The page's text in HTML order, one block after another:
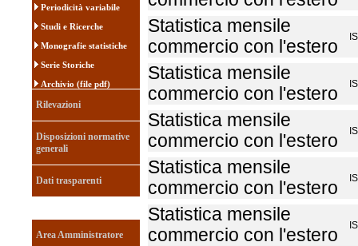
Periodicità variabile
Studi e Ricerche
Monografie statistiche
Serie Storiche
Archivio (file pdf)
Rilevazioni
Disposizioni normative
generali
Dati trasparenti
Area Amministratore
Statistica mensile
commercio con l'estero
Statistica mensile
commercio con l'estero
Statistica mensile
commercio con l'estero
Statistica mensile
commercio con l'estero
Statistica mensile
commercio con l'estero